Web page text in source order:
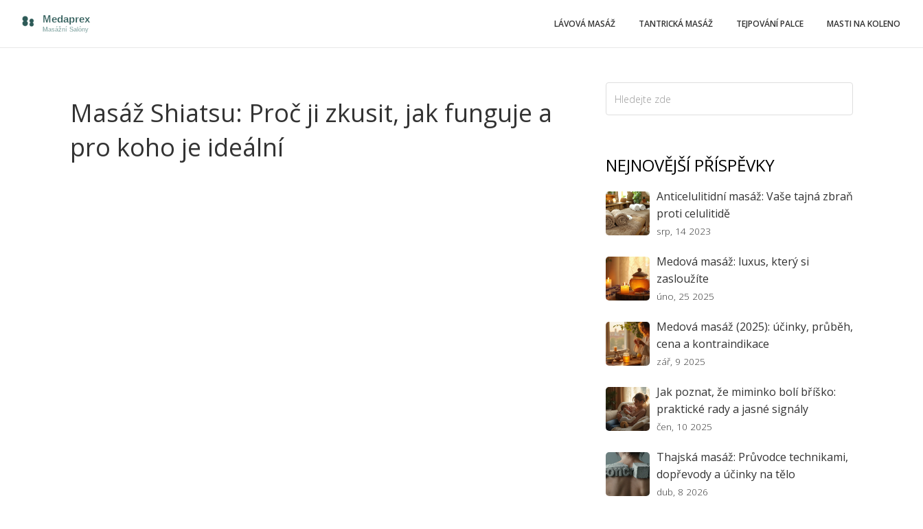
LÁVOVÁ MASÁŽ TANTRICKÁ MASÁŽ TEJPOVÁNÍ PALCE MASTI NA KOLENO
Masáž Shiatsu: Proč ji zkusit, jak funguje a
pro koho je ideální
NEJNOVĚJŠÍ PŘÍSPĚVKY
Anticelulitidní masáž: Vaše tajná zbraň
proti celulitidě
srp, 14 2023
Medová masáž: luxus, který si
zasloužíte
úno, 25 2025
Medová masáž (2025): účinky, průběh,
cena a kontraindikace
zář, 9 2025
Jak poznat, že miminko bolí bříško:
praktické rady a jasné signály
čen, 10 2025
Thajská masáž: Průvodce technikami,
dopřevody a účinky na tělo
dub, 8 2026